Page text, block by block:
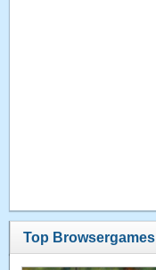
Top Browsergames